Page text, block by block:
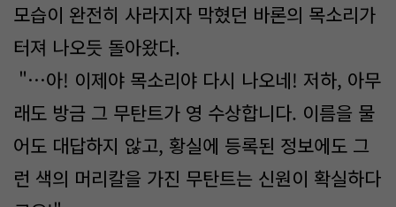
모습이 완전히 사라지자 막혔던 바론의 목소리가
터져 나오듯 돌아왔다.
"…아! 이제야 목소리야 다시 나오네! 저하, 아무
래도 방금 그 무탄트가 영 수상합니다. 이름을 물
어도 대답하지 않고, 황실에 등록된 정보에도 그
런 색의 머리칼을 가진 무탄트는 신원이 확실하다